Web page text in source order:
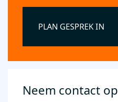
PLAN GESPREK IN
Neem contact op